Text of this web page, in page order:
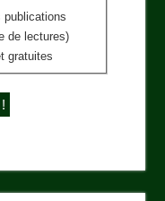
publications
de lectures)
gratuites